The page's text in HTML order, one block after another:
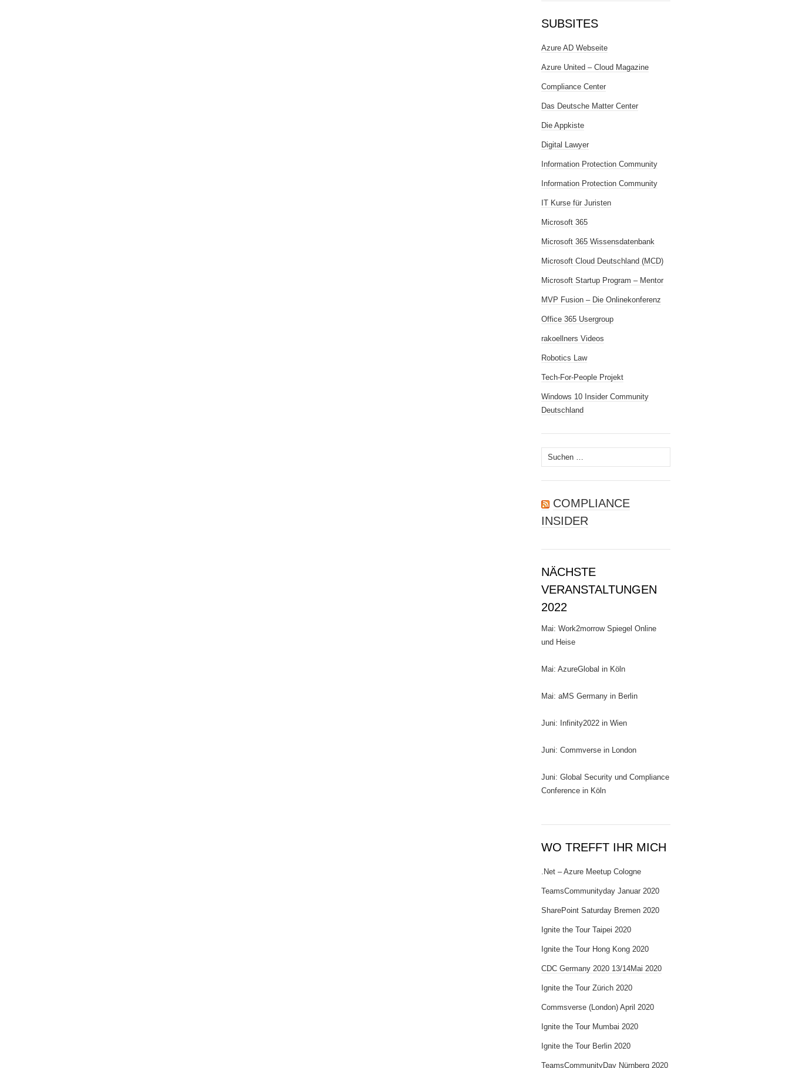
SUBSITES
Azure AD Webseite
Azure United – Cloud Magazine
Compliance Center
Das Deutsche Matter Center
Die Appkiste
Digital Lawyer
Information Protection Community
Information Protection Community
IT Kurse für Juristen
Microsoft 365
Microsoft 365 Wissensdatenbank
Microsoft Cloud Deutschland (MCD)
Microsoft Startup Program – Mentor
MVP Fusion – Die Onlinekonferenz
Office 365 Usergroup
rakoellners Videos
Robotics Law
Tech-For-People Projekt
Windows 10 Insider Community
Deutschland
Suchen
nach:
COMPLIANCE
INSIDER
NÄCHSTE
VERANSTALTUNGEN
2022
Mai: Work2morrow Spiegel Online
und Heise
Mai: AzureGlobal in Köln
Mai: aMS Germany in Berlin
Juni: Infinity2022 in Wien
Juni: Commverse in London
Juni: Global Security und Compliance
Conference in Köln
WO TREFFT IHR MICH
.Net – Azure Meetup Cologne
TeamsCommunityday Januar 2020
SharePoint Saturday Bremen 2020
Ignite the Tour Taipei 2020
Ignite the Tour Hong Kong 2020
CDC Germany 2020 13/14Mai 2020
Ignite the Tour Zürich 2020
Commsverse (London) April 2020
Ignite the Tour Mumbai 2020
Ignite the Tour Berlin 2020
TeamsCommunityDay Nürnberg 2020